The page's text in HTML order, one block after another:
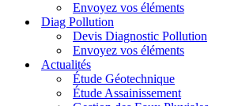
Envoyez vos éléments
Diag Pollution
Devis Diagnostic Pollution
Envoyez vos éléments
Actualités
Étude Géotechnique
Étude Assainissement